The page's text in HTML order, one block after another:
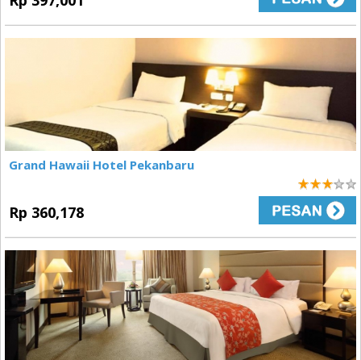
Grand Hawaii Hotel Pekanbaru
Rp 360,178
3